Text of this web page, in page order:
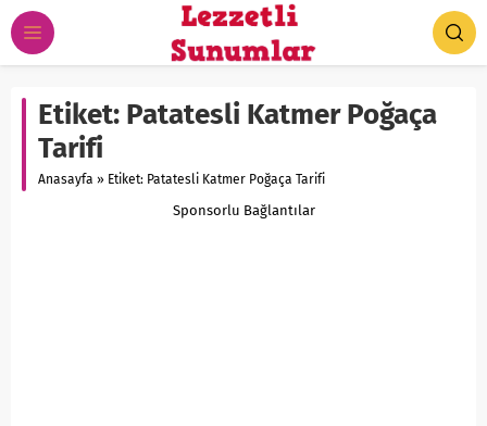
Etiket: Patatesli Katmer Poğaça
Tarifi
Anasayfa » Etiket: Patatesli Katmer Poğaça Tarifi
Sponsorlu Bağlantılar